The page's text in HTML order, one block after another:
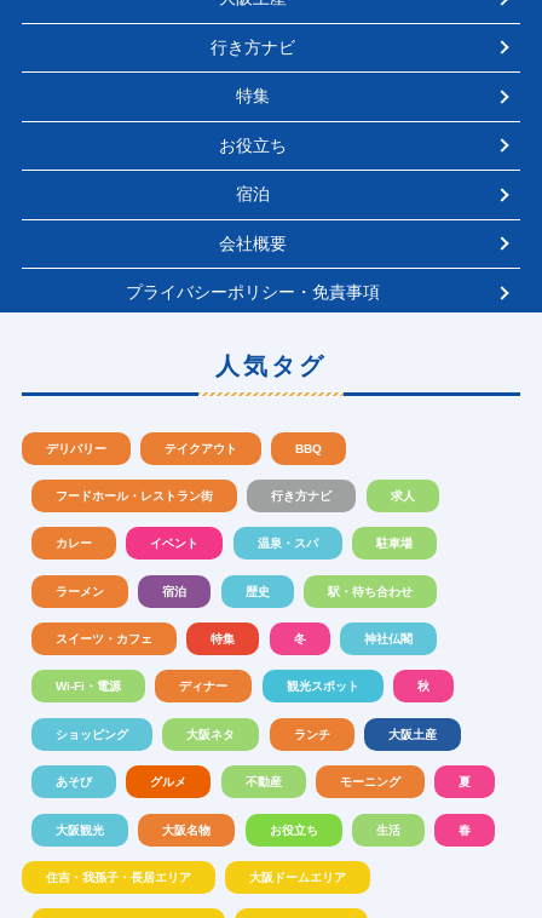
行き方ナビ
特集
お役立ち
宿泊
会社概要
プライバシーポリシー・免責事項
人気タグ
デリバリー テイクアウト BBQ
フードホール・レストラン街 行き方ナビ 求人
カレー イベント 温泉・スパ 駐車場
ラーメン 宿泊 歴史 駅・待ち合わせ
スイーツ・カフェ 特集 冬 神社仏閣
Wi-Fi・電源 ディナー 観光スポット 秋
ショッピング 大阪ネタ ランチ 大阪土産
あそび グルメ 不動産 モーニング 夏
大阪観光 大阪名物 お役立ち 生活 春
住吉・我孫子・長居エリア 大阪ドームエリア